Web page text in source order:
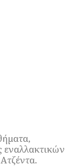
εναλλακτικών